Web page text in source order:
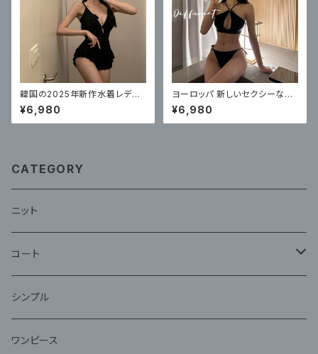
韓国の2025年新作水着レディ
ースワンピースセクシーハイエ
ンドフリル
¥6,980
ヨーロッパ 新しいセクシーなビ
キニ水着女性のスリーポイント
スタイル
¥6,980
CATEGORY
ニット
コート
ファー
シンプル
ワンピース